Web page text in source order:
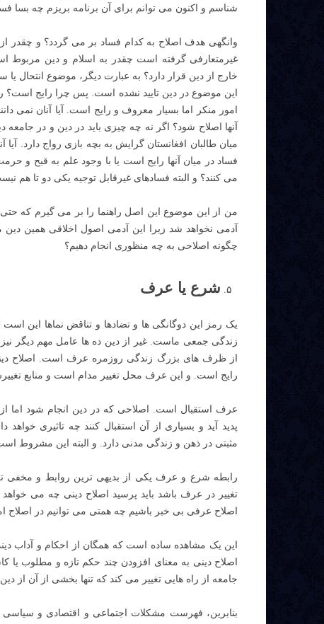
شناسم و اکنون می توانم برای آن برنامه بریزم چه بسا
وانگهی هدف اصلاح به کدام فساد بر می گردد؟ و چقدر
غیرمتعارفی گرفته است چقدر به اسلام و دین مربوط
خارج از دین قرار دارد؟ به عبارت دیگر، موضوع
این موضوع در دین تایید نشده است. پس چرا رایج است؟
امور منکر اما بسیار معروف و رایج است. آیا آنان نمی
آنها اصلاح شود؟ اگر نه چه چیزی باید در دین و در
میان طالبان افغانستان گرایش به بچه بازی رواج دارد.
فساد در میان آنها رایج است یا با وجود علم به قبح و
می کنند؟ و البته فسادهای غیرقابل توجیه یکی دو تا هم
من از این موضوع این اصل راهنما را بر می گیرم که
آدمی نخواهد شد زیرا این آدمی اصول اخلاقی همین
چگونه اصلاحی به چه منظوری انجام دهیم؟
شرع یا عرف
یک رمز این دوگانگی ها و تضادها و تناقض نماها این
زندگی جمعی ماست. غیر از دین ده ها عامل مهم دیگر نیز
از ظرف های بزرگ زندگی روزمره عرف است. اصلاح
رایج است. و این عرف محل تغییر مدام است و منابع
عرف استقبال است. اصلاحی که در دین انجام شود اما
پدید آید و بسیاری از آن استقبال کنند چه تاثیری
مثبتی در ذهن و زندگی مدنی دارد. و البته این مشروط
رابطه شرع و عرف یکی از بدیهی ترین روابط و مخفی
تغییر در عرف باشد باید پرسید اصلاح دینی چه می
اصلاح عرفی بی خبر باشیم چه همتی می توانیم در اصلاح
این یک مشاهده ساده است که همگان از احکام و آداب
اصلاح دینی به معنای افزودن چند حکم تازه و مطلوب یا
جامعه از راه هایی تغییر می کند که تنها بخشی از آن از
بنابرین، فهرست مشکلات اجتماعی و اقتصادی و سیاسی